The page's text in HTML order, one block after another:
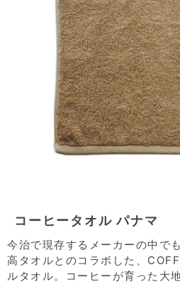
コーヒータオル パナマ
今治で現存するメーカーの中で
高タオルとのコラボした、
ルタオル。コーヒーが育った大